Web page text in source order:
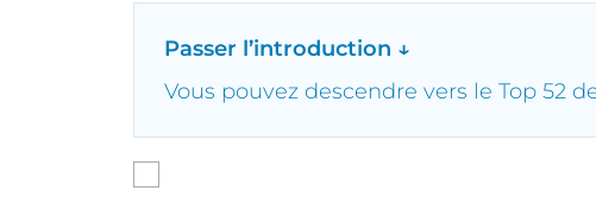
Passer l’introduction ↓
Vous pouvez descendre vers le Top 52